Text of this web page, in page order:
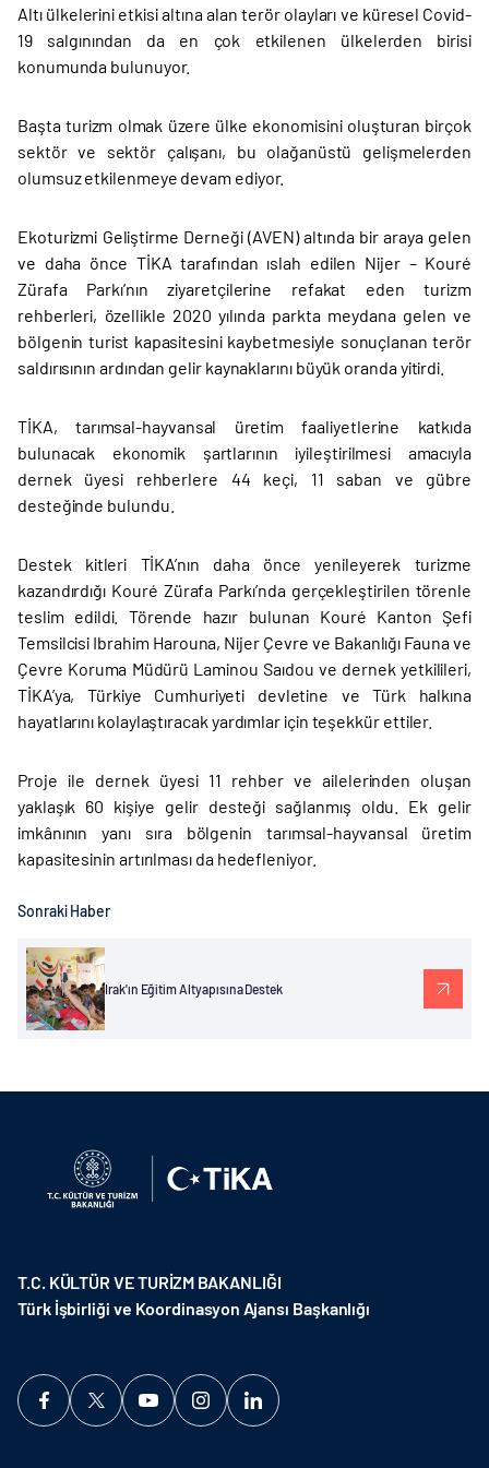
Altı ülkelerini etkisi altına alan terör olayları ve küresel Covid-
19 salgınından da en çok etkilenen ülkelerden birisi
konumunda bulunuyor.
Başta turizm olmak üzere ülke ekonomisini oluşturan birçok
sektör ve sektör çalışanı, bu olağanüstü gelişmelerden
olumsuz etkilenmeye devam ediyor.
Ekoturizmi Geliştirme Derneği (AVEN) altında bir araya gelen
ve daha önce TİKA tarafından ıslah edilen Nijer – Kouré
Zürafa Parkı’nın ziyaretçilerine refakat eden turizm
rehberleri, özellikle 2020 yılında parkta meydana gelen ve
bölgenin turist kapasitesini kaybetmesiyle sonuçlanan terör
saldırısının ardından gelir kaynaklarını büyük oranda yitirdi.
TİKA, tarımsal-hayvansal üretim faaliyetlerine katkıda
bulunacak ekonomik şartlarının iyileştirilmesi amacıyla
dernek üyesi rehberlere 44 keçi, 11 saban ve gübre
desteğinde bulundu.
Destek kitleri TİKA’nın daha önce yenileyerek turizme
kazandırdığı Kouré Zürafa Parkı’nda gerçekleştirilen törenle
teslim edildi. Törende hazır bulunan Kouré Kanton Şefi
Temsilcisi Ibrahim Harouna, Nijer Çevre ve Bakanlığı Fauna ve
Çevre Koruma Müdürü Laminou Saıdou ve dernek yetkilileri,
TİKA’ya, Türkiye Cumhuriyeti devletine ve Türk halkına
hayatlarını kolaylaştıracak yardımlar için teşekkür ettiler.
Proje ile dernek üyesi 11 rehber ve ailelerinden oluşan
yaklaşık 60 kişiye gelir desteği sağlanmış oldu. Ek gelir
imkânının yanı sıra bölgenin tarımsal-hayvansal üretim
kapasitesinin artırılması da hedefleniyor.
Sonraki Haber
Irak'ın Eğitim Altyapısına Destek
T.C. KÜLTÜR VE TURİZM BAKANLIĞI
Türk İşbirliği ve Koordinasyon Ajansı Başkanlığı